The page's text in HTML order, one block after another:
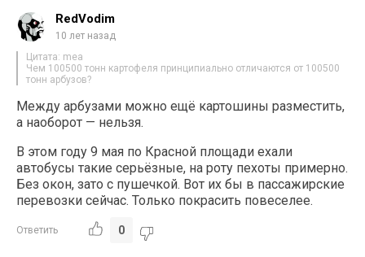
RedVodim
10 лет назад
Цитата: mea
Чем 100500 тонн картофеля принципиально отличаются от 100500
тонн арбузов?
Между арбузами можно ещё картошины разместить,
а наоборот — нельзя.
В этом году 9 мая по Красной площади ехали
автобусы такие серьёзные, на роту пехоты примерно.
Без окон, зато с пушечкой. Вот их бы в пассажирские
перевозки сейчас. Только покрасить повеселее.
Ответить 0